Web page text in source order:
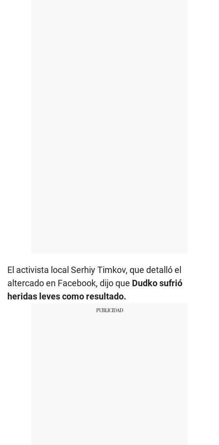
El activista local Serhiy Timkov, que detalló el
altercado en Facebook, dijo que Dudko sufrió
heridas leves como resultado.